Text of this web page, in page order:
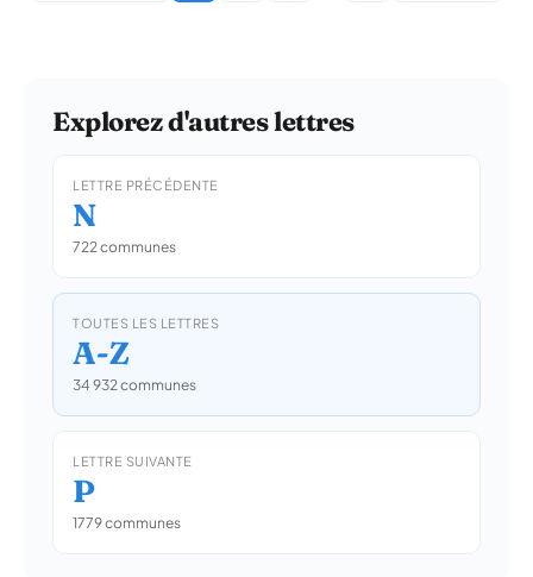
Explorez d'autres lettres
LETTRE PRÉCÉDENTE
N
722 communes
TOUTES LES LETTRES
A-Z
34 932 communes
LETTRE SUIVANTE
P
1779 communes